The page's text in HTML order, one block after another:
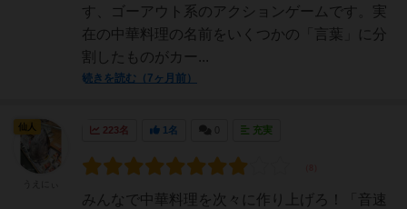
す、ゴーアウト系のアクションゲームです。実
在の中華料理の名前をいくつかの「言葉」に分
割したものがカー...
続きを読む（7ヶ月前）
223名 1名 充実
みんなで中華料理を次々に作り上げろ！「音速
仙人